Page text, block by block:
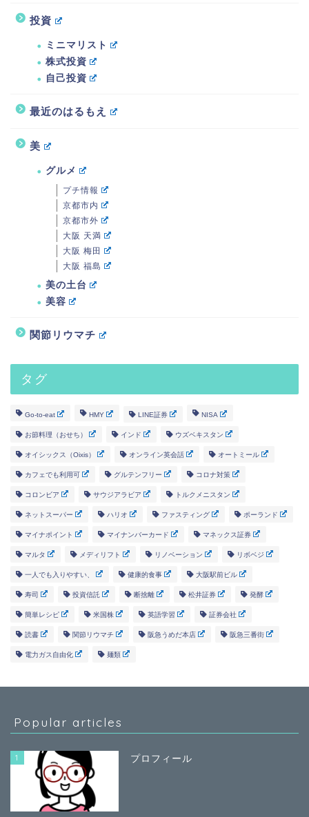
投資
ミニマリスト
株式投資
自己投資
最近のはるもえ
美
グルメ
プチ情報
京都市内
京都市外
大阪 天満
大阪 梅田
大阪 福島
美の土台
美容
関節リウマチ
タグ
Go-to-eat HMY LINE証券 NISA
お節料理（おせち） インド ウズベキスタン
オイシックス（Oixis） オンライン英会話 オートミール
カフェでも利用可 グルテンフリー コロナ対策
コロンビア サウジアラビア トルクメニスタン
ネットスーパー ハリオ ファスティング ポーランド
マイナポイント マイナンバーカード マネックス証券
マルタ メディリフト リノベーション リボベジ
一人でも入りやすい、 健康的食事 大阪駅前ビル
寿司 投資信託 断捨離 松井証券 発酵
簡単レシピ 米国株 英語学習 証券会社
読書 関節リウマチ 阪急うめだ本店 阪急三番街
電力ガス自由化 麺類
Popular articles
1 プロフィール